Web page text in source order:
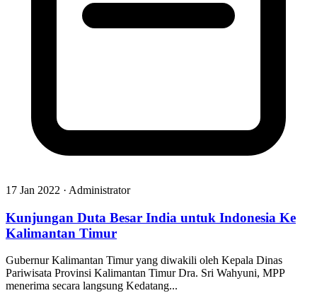
17 Jan 2022 · Administrator
Kunjungan Duta Besar India untuk Indonesia Ke
Kalimantan Timur
Gubernur Kalimantan Timur yang diwakili oleh Kepala Dinas
Pariwisata Provinsi Kalimantan Timur Dra. Sri Wahyuni, MPP
menerima secara langsung Kedatang...